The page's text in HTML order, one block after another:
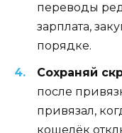
переводы
зарплата,
порядке.
Сохраняй
после
привязал,
кошелёк